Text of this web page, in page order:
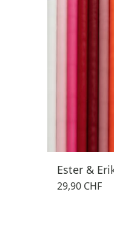
Ester &
29,90 CHF